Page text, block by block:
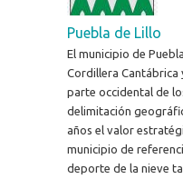
Puebla de Lillo
El municipio de
Cordillera Cantábrica
parte occidental de
delimitación
años el valor
municipio de
deporte de la nieve